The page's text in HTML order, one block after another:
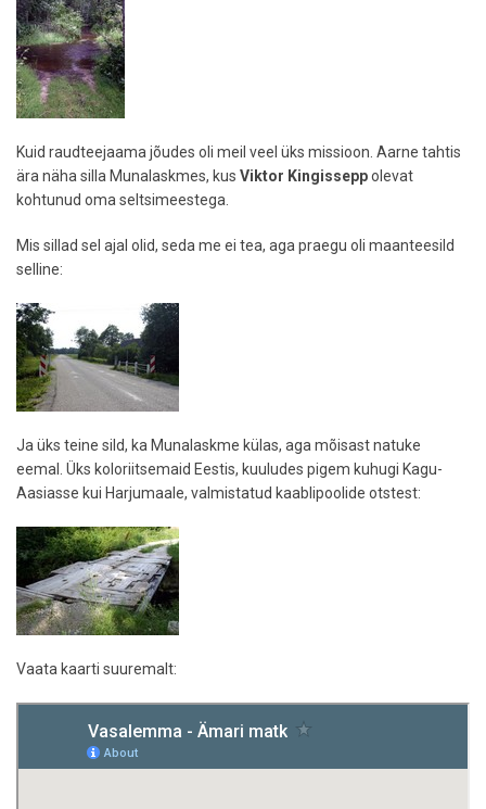
Kuid raudteejaama jõudes oli meil veel üks missioon. Aarne tahtis
ära näha silla Munalaskmes, kus Viktor Kingisseppolevat
kohtunud oma seltsimeestega.
Mis sillad sel ajal olid, seda me ei tea, aga praegu oli maanteesild
selline:
Ja üks teine sild, ka Munalaskme külas, aga mõisast natuke
eemal. Üks koloriitsemaid Eestis, kuuludes pigem kuhugi Kagu-
Aasiasse kui Harjumaale, valmistatud kaablipoolide otstest:
Vaata kaarti suuremalt: